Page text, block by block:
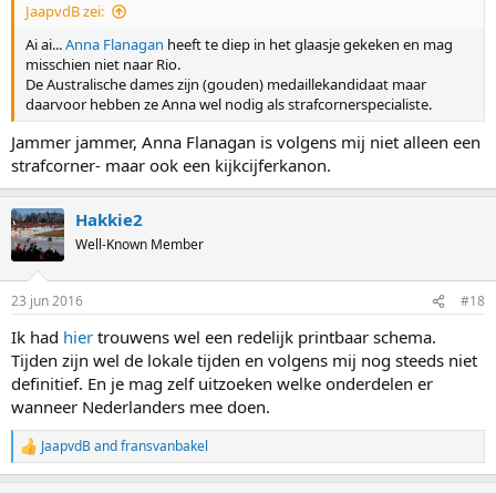
JaapvdB zei:
Ai ai...Anna Flanagan heeft te diep in het glaasje gekeken en mag
misschien niet naar Rio.
De Australische dames zijn (gouden) medaillekandidaat maar
daarvoor hebben ze Anna wel nodig als strafcornerspecialiste.
Jammer jammer, Anna Flanagan is volgens mij niet alleen een
strafcorner- maar ook een kijkcijferkanon.
Hakkie2
Well-Known Member
23 jun 2016 #18
Ik had hier trouwens wel een redelijk printbaar schema.
Tijden zijn wel de lokale tijden en volgens mij nog steeds niet
definitief. En je mag zelf uitzoeken welke onderdelen er
wanneer Nederlanders mee doen.
R
e
JaapvdBandfransvanbakel